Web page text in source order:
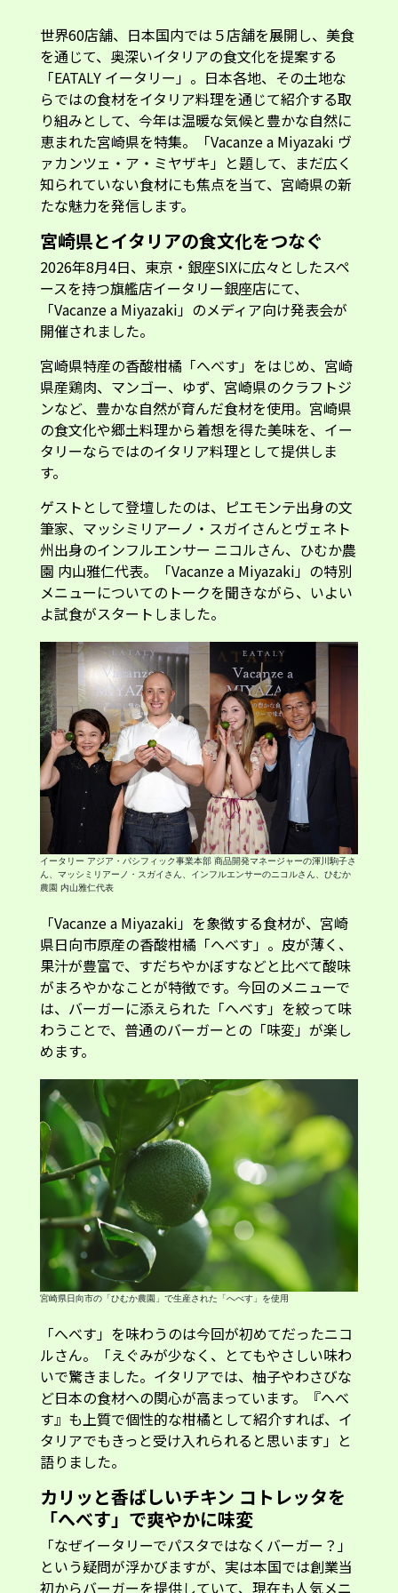
を通じて、奥深いイタリアの食文化を提案する
「EATALY イータリー」。日本各地、その土地な
らではの食材をイタリア料理を通じて紹介する取
り組みとして、今年は温暖な気候と豊かな自然に
恵まれた宮崎県を特集。「Vacanze a Miyazaki ヴ
ァカンツェ・ア・ミヤザキ」と題して、まだ広く
知られていない食材にも焦点を当て、宮崎県の新
たな魅力を発信します。
2026年8月4日、東京・銀座SIXに広々としたスペ
ースを持つ旗艦店イータリー銀座店にて、
「Vacanze a Miyazaki」のメディア向け発表会が
開催されました。
県産鶏肉、マンゴー、ゆず、宮崎県のクラフトジ
ンなど、豊かな自然が育んだ食材を使用。宮崎県
の食文化や郷土料理から着想を得た美味を、イー
タリーならではのイタリア料理として提供しま
す。
筆家、マッシミリアーノ・スガイさんとヴェネト
州出身のインフルエンサー ニコルさん、ひむか農
園 内山雅仁代表。「Vacanze a Miyazaki」の特別
メニューについてのトークを聞きながら、いよい
よ試食がスタートしました。
イータリー アジア・パシフィック事業本部 商品開発マネージャーの渾川駒子さ
ん、マッシミリアーノ・スガイさん、インフルエンサーのニコルさん、ひむか
農園 内山雅仁代表
県日向市原産の香酸柑橘「へべす」。皮が薄く、
果汁が豊富で、すだちやかぼすなどと比べて酸味
がまろやかなことが特徴です。今回のメニューで
は、バーガーに添えられた「へべす」を絞って味
わうことで、普通のバーガーとの「味変」が楽し
めます。
宮崎県日向市の「ひむか農園」で生産された「へべす」を使用
ルさん。「えぐみが少なく、とてもやさしい味わ
いで驚きました。イタリアでは、柚子やわさびな
ど日本の食材への関心が高まっています。『へべ
す』も上質で個性的な柑橘として紹介すれば、イ
タリアでもきっと受け入れられると思います」と
語りました。
「へべす」で爽やかに味変
「なぜイータリーでパスタではなくバーガー？」
という疑問が浮かびますが、実は本国では創業当
初からバーガーを提供していて、現在も人気メニ